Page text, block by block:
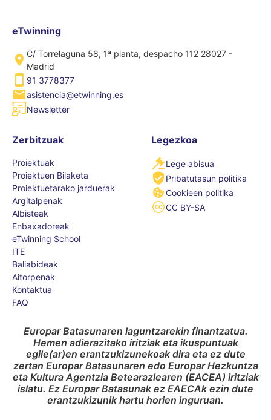
eTwinning
C/ Torrelaguna 58, 1ª planta, despacho 112 28027 -
Madrid
91 3778377
asistencia@etwinning.es
Newsletter
Zerbitzuak
Proiektuak
Proiektuen Bilaketa
Proiektuetarako jarduerak
Argitalpenak
Albisteak
Enbaxadoreak
eTwinning School
ITE
Baliabideak
Aitorpenak
Kontaktua
FAQ
Legezkoa
Lege abisua
Pribatutasun politika
Cookieen politika
CC BY-SA
Europar Batasunaren laguntzarekin finantzatua.
Hemen adierazitako iritziak eta ikuspuntuak
egile(ar)en erantzukizunekoak dira eta ez dute
zertan Europar Batasunaren edo Europar Hezkuntza
eta Kultura Agentzia Betearazlearen (EACEA) iritziak
islatu. Ez Europar Batasunak ez EAECAk ezin dute
erantzukizunik hartu horien inguruan.